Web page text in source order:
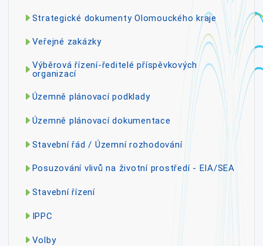
Strategické dokumenty Olomouckého kraje
Veřejné zakázky
Výběrová řízení-ředitelé příspěvkových
organizací
Územně plánovací podklady
Územně plánovací dokumentace
Stavební řád / Územní rozhodování
Posuzování vlivů na životní prostředí - EIA/SEA
Stavební řízení
IPPC
Volby